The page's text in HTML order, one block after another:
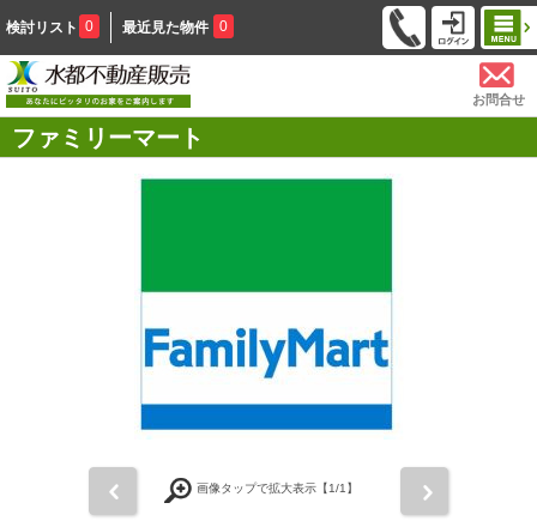
検討リスト 0 最近見た物件 0
お問合せ
ファミリーマート
画像タップで拡大表示【1/1】